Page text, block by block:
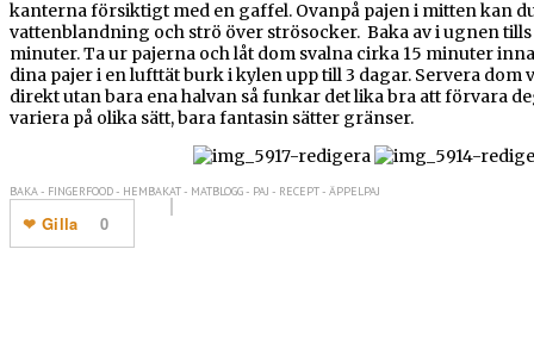
kanterna försiktigt med en gaffel. Ovanpå pajen i mitten kan
vattenblandning och strö över strösocker. Baka av i ugnen
minuter. Ta ur pajerna och låt dom svalna cirka 15 minuter
dina pajer i en lufttät burk i kylen upp till 3 dagar. Servera
direkt utan bara ena halvan så funkar det lika bra att förvara
variera på olika sätt, bara fantasin sätter gränser.
BAKA - FINGERFOOD - HEMBAKAT - MATBLOGG - PAJ - RECEPT - ÄPPELPAJ
0
Gilla